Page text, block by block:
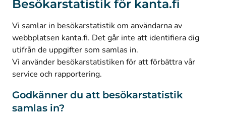
Besökarstatistik för kanta.fi
Vi samlar in besökarstatistik om användarna av
webbplatsen kanta.fi. Det går inte att identifiera dig
utifrån de uppgifter som samlas in.
Vi använder besökarstatistiken för att förbättra vår
service och rapportering.
Godkänner du att besökarstatistik
samlas in?
LinkedIn(Avautuu uuteen välilehteen)
Facebook
Avautuu uuteen välilehteen)
© Kanta-Palvelut, Kansaneläkelaitos
Dataskydd
Om webbplatsen
Tillgänglighet